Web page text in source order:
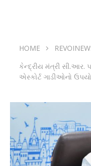
HOME
કેન્દ્રીય મંત્રી સી.આર.
એસ્કોર્ટ ગાડીઓનો